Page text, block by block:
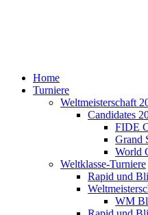
Home
Turniere
Weltmeisterschaft
Candidates
FIDE
Grand
World
Weltklasse-Turniere
Rapid und
WM